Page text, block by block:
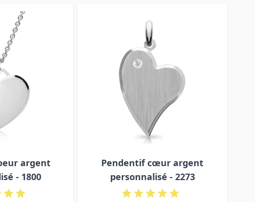
argent
- 1800
Pendentif cœur argent
personnalisé - 2273